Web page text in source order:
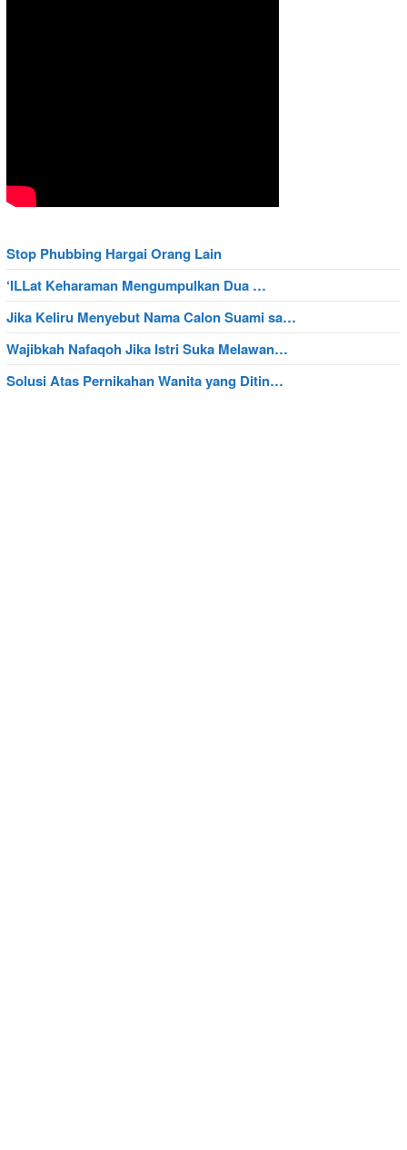
Stop Phubbing Hargai Orang Lain
‘ILLat Keharaman Mengumpulkan Dua …
Jika Keliru Menyebut Nama Calon Suami sa…
Wajibkah Nafaqoh Jika Istri Suka Melawan…
Solusi Atas Pernikahan Wanita yang Ditin…